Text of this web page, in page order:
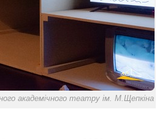
академічного театру ім. М.Щепкіна